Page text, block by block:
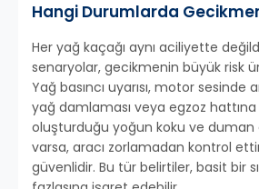
Hangi Durumlarda
Her yağ kaçağı aynı aciliyette
senaryolar, gecikmenin büyük risk
Yağ basıncı uyarısı, motor sesinde
yağ damlaması veya egzoz hattına
oluşturduğu yoğun koku ve duman
varsa, aracı zorlamadan kontrol
güvenlidir. Bu tür belirtiler, basit bir